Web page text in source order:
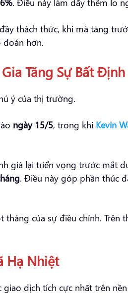
thách thức, khi mà tăng
đoán hơn.
Tăng Sự Bất Định
ý của thị trường.
ngày 15/5, trong khi Kevin
giá lại triển vọng trước mắt
. Điều này góp phần thúc
tháng của sự điều chỉnh.
Hạ Nhiệt
dịch tích cực nhất trên